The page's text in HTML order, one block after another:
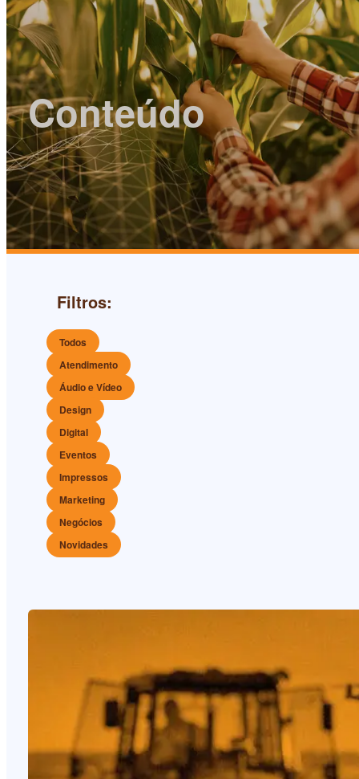
Conteúdo
Filtros:
Todos
Atendimento
Áudio e Vídeo
Design
Digital
Eventos
Impressos
Marketing
Negócios
Novidades